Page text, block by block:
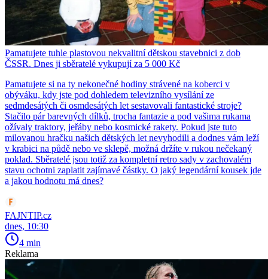
Pamatujete tuhle plastovou nekvalitní dětskou stavebnici z dob
ČSSR. Dnes ji sběratelé vykupují za 5 000 Kč
Pamatujete si na ty nekonečné hodiny strávené na koberci v
obýváku, kdy jste pod dohledem televizního vysílání ze
sedmdesátých či osmdesátých let sestavovali fantastické stroje?
Stačilo pár barevných dílků, trocha fantazie a pod vašima rukama
ožívaly traktory, jeřáby nebo kosmické rakety. Pokud jste tuto
milovanou hračku našich dětských let nevyhodili a dodnes vám leží
v krabici na půdě nebo ve sklepě, možná držíte v rukou nečekaný
poklad. Sběratelé jsou totiž za kompletní retro sady v zachovalém
stavu ochotni zaplatit zajímavé částky. O jaký legendární kousek jde
a jakou hodnotu má dnes?
FAJNTIP.cz
dnes, 10:30
4 min
Reklama